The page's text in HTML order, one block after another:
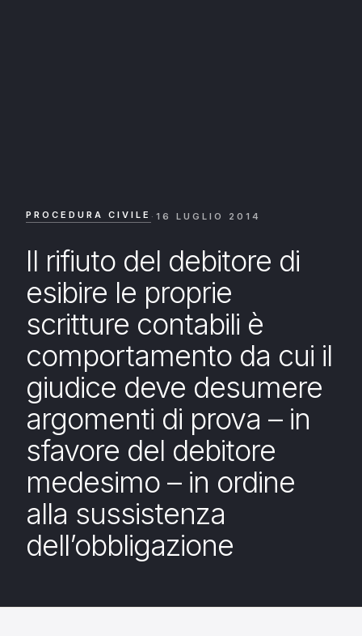
PROCEDURA CIVILE · 16 LUGLIO 2014
Il rifiuto del debitore di
esibire le proprie
scritture contabili è
comportamento da cui il
giudice deve desumere
argomenti di prova – in
sfavore del debitore
medesimo – in ordine
alla sussistenza
dell’obbligazione